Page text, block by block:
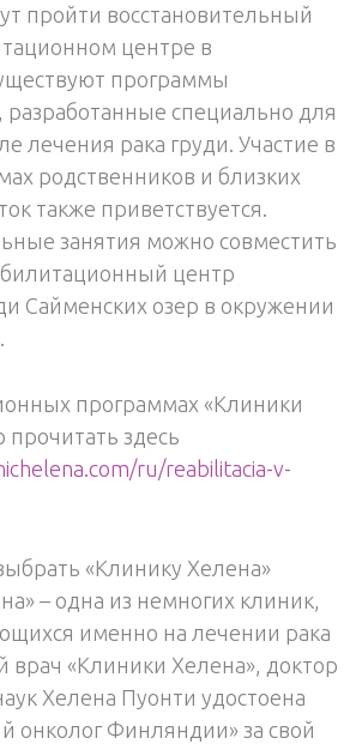
пройти восстановительный
центре в
программы
разработанные специально для
лечения рака груди. Участие в
родственников и близких
также приветствуется.
занятия можно совместить
центр
Сайменских озер в окружении
программах «Клиники
здесь
ru/reabilitacia-v-
«Клинику Хелена»
– одна из немногих клиник,
именно на лечении рака
врач «Клиники Хелена», доктор
Хелена Пуонти удостоена
онколог Финляндии» за свой